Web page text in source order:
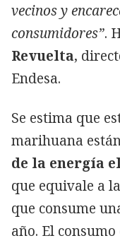
vecinos y
consumidores”.
Revuelta,
Endesa.
Se estima que
marihuana
de la energía
que equivale a
que consume
año. El